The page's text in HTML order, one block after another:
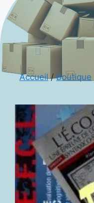
Accueil/Boutique